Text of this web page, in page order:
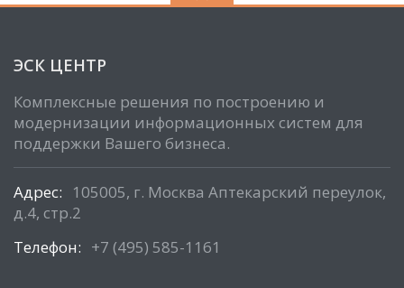
ЭСК ЦЕНТР
Комплексные решения по построению и
модернизации информационных систем для
поддержки Вашего бизнеса.
Адрес:
105005, г. Москва Аптекарский переулок,
д.4, стр.2
Телефон: +7 (495) 585-1161